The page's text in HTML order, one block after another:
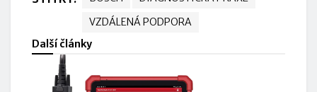
VZDÁLENÁ PODPORA
Další články